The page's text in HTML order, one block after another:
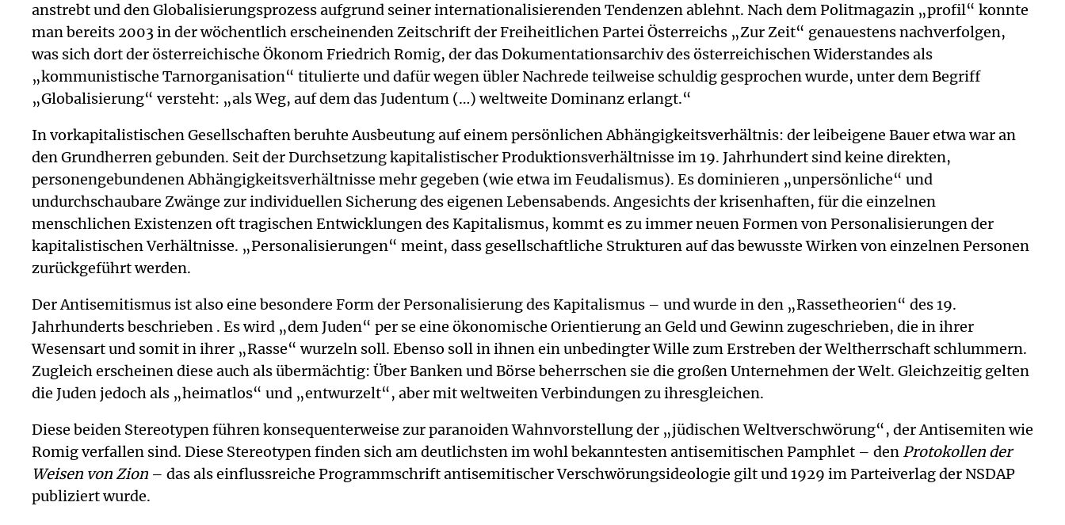
anstrebt und den Globalisierungsprozess aufgrund seiner internationalisierenden Tendenzen ablehnt. Nach dem Politmagazin „profil“ konnte
man bereits 2003 in der wöchentlich erscheinenden Zeitschrift der Freiheitlichen Partei Österreichs „Zur Zeit“ genauestens nachverfolgen,
was sich dort der österreichische Ökonom Friedrich Romig, der das Dokumentationsarchiv des österreichischen Widerstandes als
„kommunistische Tarnorganisation“ titulierte und dafür wegen übler Nachrede teilweise schuldig gesprochen wurde, unter dem Begriff
„Globalisierung“ versteht: „als Weg, auf dem das Judentum (…) weltweite Dominanz erlangt.“
In vorkapitalistischen Gesellschaften beruhte Ausbeutung auf einem persönlichen Abhängigkeitsverhältnis: der leibeigene Bauer etwa war an
den Grundherren gebunden. Seit der Durchsetzung kapitalistischer Produktionsverhältnisse im 19. Jahrhundert sind keine direkten,
personengebundenen Abhängigkeitsverhältnisse mehr gegeben (wie etwa im Feudalismus). Es dominieren „unpersönliche“ und
undurchschaubare Zwänge zur individuellen Sicherung des eigenen Lebensabends. Angesichts der krisenhaften, für die einzelnen
menschlichen Existenzen oft tragischen Entwicklungen des Kapitalismus, kommt es zu immer neuen Formen von Personalisierungen der
kapitalistischen Verhältnisse. „Personalisierungen“ meint, dass gesellschaftliche Strukturen auf das bewusste Wirken von einzelnen Personen
zurückgeführt werden.
Der Antisemitismus ist also eine besondere Form der Personalisierung des Kapitalismus – und wurde in den „Rassetheorien“ des 19.
Jahrhunderts beschrieben . Es wird „dem Juden“ per se eine ökonomische Orientierung an Geld und Gewinn zugeschrieben, die in ihrer
Wesensart und somit in ihrer „Rasse“ wurzeln soll. Ebenso soll in ihnen ein unbedingter Wille zum Erstreben der Weltherrschaft schlummern.
Zugleich erscheinen diese auch als übermächtig: Über Banken und Börse beherrschen sie die großen Unternehmen der Welt. Gleichzeitig gelten
die Juden jedoch als „heimatlos“ und „entwurzelt“, aber mit weltweiten Verbindungen zu ihresgleichen.
Diese beiden Stereotypen führen konsequenterweise zur paranoiden Wahnvorstellung der „jüdischen Weltverschwörung“, der Antisemiten wie
Romig verfallen sind. Diese Stereotypen finden sich am deutlichsten im wohl bekanntesten antisemitischen Pamphlet – den Protokollen der
Weisen von Zion – das als einflussreiche Programmschrift antisemitischer Verschwörungsideologie gilt und 1929 im Parteiverlag der NSDAP
publiziert wurde.